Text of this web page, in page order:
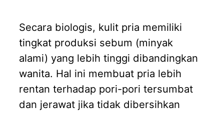
Secara biologis, kulit pria memiliki
tingkat produksi sebum (minyak
alami) yang lebih tinggi dibandingkan
wanita. Hal ini membuat pria lebih
rentan terhadap pori-pori tersumbat
dan jerawat jika tidak dibersihkan